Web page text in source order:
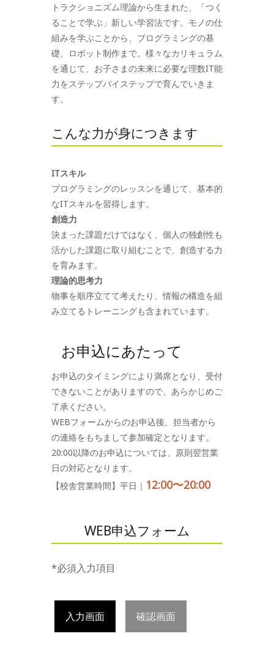
トラクショニズム理論から生まれた、「つく
ることで学ぶ」新しい学習法です。モノの仕
組みを学ぶことから、プログラミングの基
礎、ロボット制作まで。様々なカリキュラム
を通じて、お子さまの未来に必要な理数IT能
力をステップバイステップで育んでいきま
す。
こんな力が身につきます
ITスキル
プログラミングのレッスンを通じて、基本的
なITスキルを習得します。
創造力
決まった課題だけではなく、個人の独創性も
活かした課題に取り組むことで、創造する力
を育みます。
理論的思考力
物事を順序立てて考えたり、情報の構造を組
み立てるトレーニングも含まれています。
お申込にあたって
お申込のタイミングにより満席となり、受付
できないことがありますので、あらかじめご
了承ください。
WEBフォームからのお申込後、担当者から
の連絡をもちまして参加確定となります。
20:00以降のお申込については、原則翌営業
日の対応となります。
【校舎営業時間】平日｜ 12:00〜20:00
WEB申込フォーム
*必須入力項目
入力画面 確認画面